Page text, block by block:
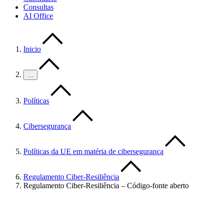
Consultas
AI Office
Inicio
…
Políticas
Cibersegurança
Políticas da UE em matéria de cibersegurança
Regulamento Ciber-Resiliência
Regulamento Ciber-Resiliência – Código-fonte aberto